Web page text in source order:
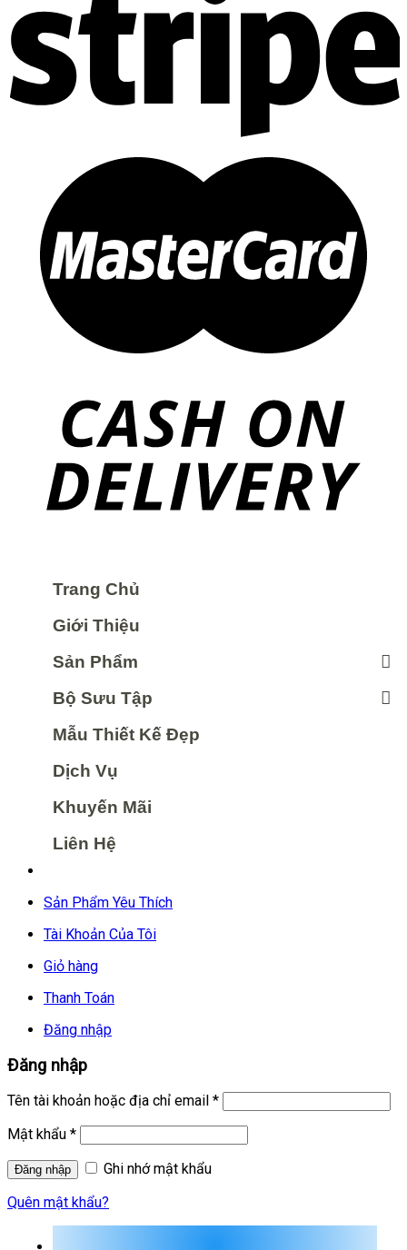
Trang Chủ
Giới Thiệu
Sản Phẩm
Bộ Sưu Tập
Mẫu Thiết Kế Đẹp
Dịch Vụ
Khuyến Mãi
Liên Hệ
Sản Phẩm Yêu Thích
Tài Khoản Của Tôi
Giỏ hàng
Thanh Toán
Đăng nhập
Đăng nhập
Tên tài khoản hoặc địa chỉ email *
Mật khẩu *
Ghi nhớ mật khẩu
Quên mật khẩu?